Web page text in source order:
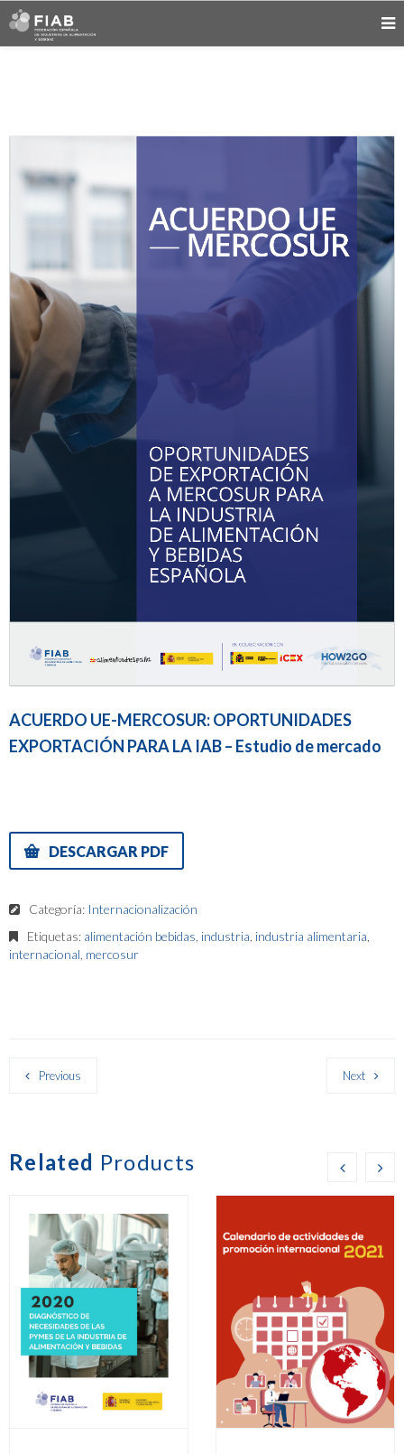
ACUERDO UE-MERCOSUR: OPORTUNIDADES
EXPORTACIÓN PARA LA IAB – Estudio de mercado
DESCARGAR PDF
Categoría: Internacionalización
Etiquetas: alimentación bebidas, industria, industria alimentaria,
internacional, mercosur
Previous Next
Related Products